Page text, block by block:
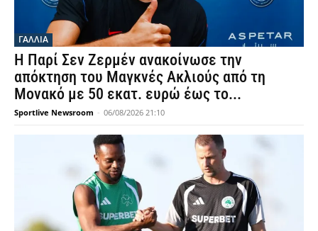
ΓΑΛΛΙΑ
Η Παρί Σεν Ζερμέν ανακοίνωσε την
απόκτηση του Μαγκνές Ακλιούς από τη
Μονακό με 50 εκατ. ευρώ έως το...
Sportlive Newsroom - 06/08/2026 21:10